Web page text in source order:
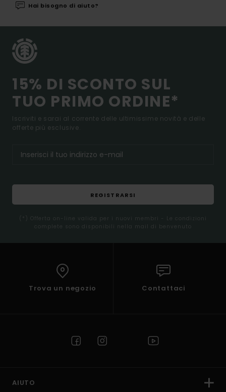
Hai bisogno di aiuto?
15% DI SCONTO SUL
TUO PRIMO ORDINE*
Iscriviti e sarai al corrente delle ultimissime novità e delle
offerte più esclusive.
REGISTRARSI
(*) Offerta on-line valida per i nuovi membri - Le condizioni
complete sono disponibili nella mail di benvenuto
Trova un negozio Contattaci
AIUTO